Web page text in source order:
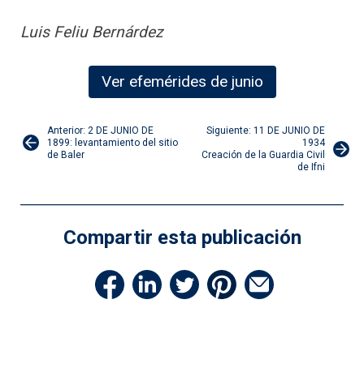
Luis Feliu Bernárdez
Ver efemérides de junio
Navegación
entradas
Anterior: 2 DE JUNIO DE
1899: levantamiento del sitio
de Baler
Siguiente: 11 DE JUNIO DE
1934
Creación de la Guardia Civil
de Ifni
Compartir esta publicación